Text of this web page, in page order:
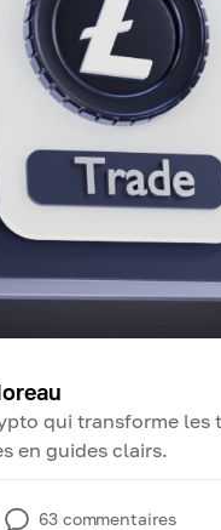
qui transforme les
en guides clairs.
63 commentaires